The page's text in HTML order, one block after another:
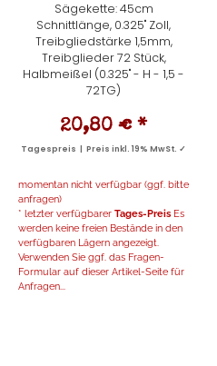
Sägekette: 45cm
Schnittlänge, 0.325" Zoll,
Treibgliedstärke 1,5mm,
Treibglieder 72 Stück,
Halbmeißel (0.325" - H - 1,5 -
72TG)
20,80 € *
Tagespreis | Preis inkl. 19% MwSt. ✓
momentan nicht verfügbar (ggf. bitte
anfragen)
* letzter verfügbarer Tages-Preis Es
werden keine freien Bestände in den
verfügbaren Lägern angezeigt.
Verwenden Sie ggf. das Fragen-
Formular auf dieser Artikel-Seite für
Anfragen...